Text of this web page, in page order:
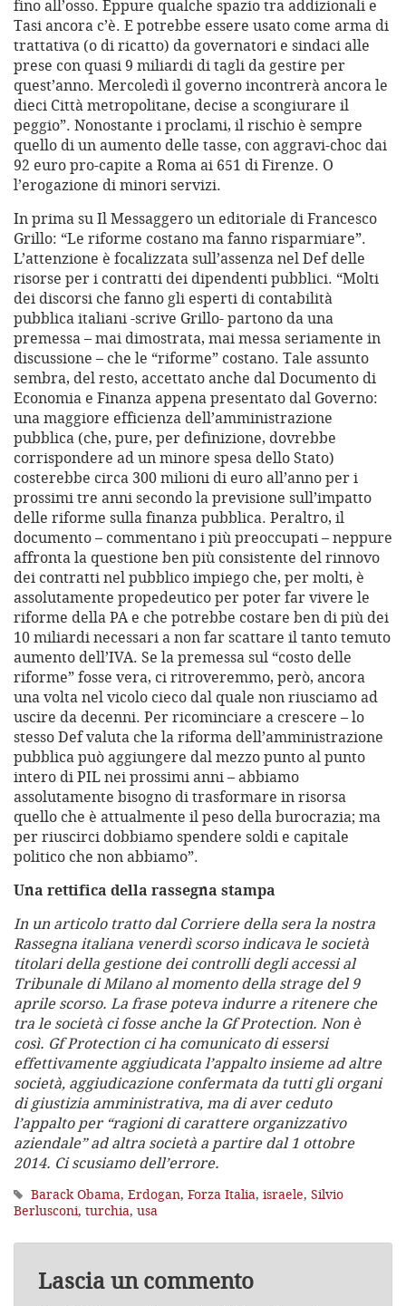
fino all’osso. Eppure qualche spazio tra addizionali e
Tasi ancora c’è. E potrebbe essere usato come arma di
trattativa (o di ricatto) da governatori e sindaci alle
prese con quasi 9 miliardi di tagli da gestire per
quest’anno. Mercoledì il governo incontrerà ancora le
dieci Città metropolitane, decise a scongiurare il
peggio”. Nonostante i proclami, il rischio è sempre
quello di un aumento delle tasse, con aggravi-choc dai
92 euro pro-capite a Roma ai 651 di Firenze. O
l’erogazione di minori servizi.
In prima su Il Messaggero un editoriale di Francesco
Grillo: “Le riforme costano ma fanno risparmiare”.
L’attenzione è focalizzata sull’assenza nel Def delle
risorse per i contratti dei dipendenti pubblici. “Molti
dei discorsi che fanno gli esperti di contabilità
pubblica italiani -scrive Grillo- partono da una
premessa – mai dimostrata, mai messa seriamente in
discussione – che le “riforme” costano. Tale assunto
sembra, del resto, accettato anche dal Documento di
Economia e Finanza appena presentato dal Governo:
una maggiore efficienza dell’amministrazione
pubblica (che, pure, per definizione, dovrebbe
corrispondere ad un minore spesa dello Stato)
costerebbe circa 300 milioni di euro all’anno per i
prossimi tre anni secondo la previsione sull’impatto
delle riforme sulla finanza pubblica. Peraltro, il
documento – commentano i più preoccupati – neppure
affronta la questione ben più consistente del rinnovo
dei contratti nel pubblico impiego che, per molti, è
assolutamente propedeutico per poter far vivere le
riforme della PA e che potrebbe costare ben di più dei
10 miliardi necessari a non far scattare il tanto temuto
aumento dell’IVA. Se la premessa sul “costo delle
riforme” fosse vera, ci ritroveremmo, però, ancora
una volta nel vicolo cieco dal quale non riusciamo ad
uscire da decenni. Per ricominciare a crescere – lo
stesso Def valuta che la riforma dell’amministrazione
pubblica può aggiungere dal mezzo punto al punto
intero di PIL nei prossimi anni – abbiamo
assolutamente bisogno di trasformare in risorsa
quello che è attualmente il peso della burocrazia; ma
per riuscirci dobbiamo spendere soldi e capitale
politico che non abbiamo”.
Una rettifica della rassegna stampa
In un articolo tratto dal Corriere della sera la nostra
Rassegna italiana venerdì scorso indicava le società
titolari della gestione dei controlli degli accessi al
Tribunale di Milano al momento della strage del 9
aprile scorso. La frase poteva indurre a ritenere che
tra le società ci fosse anche la Gf Protection. Non è
così. Gf Protection ci ha comunicato di essersi
effettivamente aggiudicata l’appalto insieme ad altre
società, aggiudicazione confermata da tutti gli organi
di giustizia amministrativa, ma di aver ceduto
l’appalto per “ragioni di carattere organizzativo
aziendale” ad altra società a partire dal 1 ottobre
2014. Ci scusiamo dell’errore.
Barack Obama, Erdogan, Forza Italia, israele, Silvio
Berlusconi, turchia, usa
Lascia un commento